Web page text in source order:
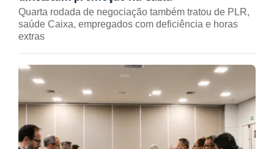
Quarta rodada de negociação também tratou de PLR,
saúde Caixa, empregados com deficiência e horas
extras